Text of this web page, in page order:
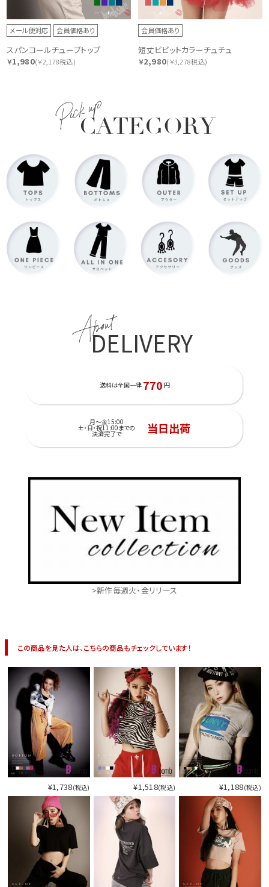
メール便対応 会員価格あり
スパンコールチューブトップ
￥1,980(￥2,178税込)
会員価格あり
短丈ビビットカラーチュチュ
￥2,980(￥3,278税込)
Pick upCATEGORY
About
DELIVERY
送料は全国一律 770 円
月～金15:00
土・日・祝11:00までの
決済完了で 当日出荷
>新作毎週火・金リリース
この商品を見た人は、こちらの商品もチェックしています！
¥1,738(税込) ¥1,518(税込) ¥1,188(税込)